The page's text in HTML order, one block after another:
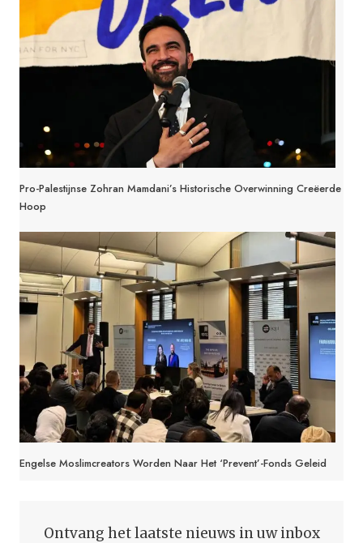
Pro-Palestijnse Zohran Mamdani’s Historische Overwinning Creëerde
Hoop
Engelse Moslimcreators Worden Naar Het ‘Prevent’-Fonds Geleid
Ontvang het laatste nieuws in uw inbox